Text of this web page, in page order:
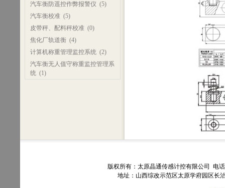
汽车衡防遥控作弊报警仪 (5)
汽车衡校准(5)
皮带秤、配料秤校准(0)
焦化厂轨道衡(4)
计算机称重管理监控系统(2)
汽车衡无人值守称重监控管理系
统(1)
版权所有：太原晶通传感计控有限公司 电
地址：山西综改示范区太原学府园区长